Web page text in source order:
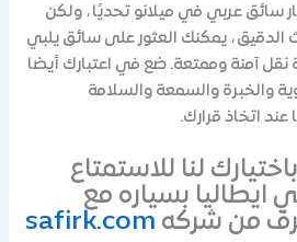
سائق عربي في ميلانو تحديًا ، ولكن
، يمكنك العثور على سائق يلبي
نقل آمنة وممتعة. ضع في اعتبارك أيضا
والخبرة والسمعة والسلامة
عند اتخاذ قرارك.
لنا للاستمتاع
ايطاليا بسياره مع
من شركه safirk.com